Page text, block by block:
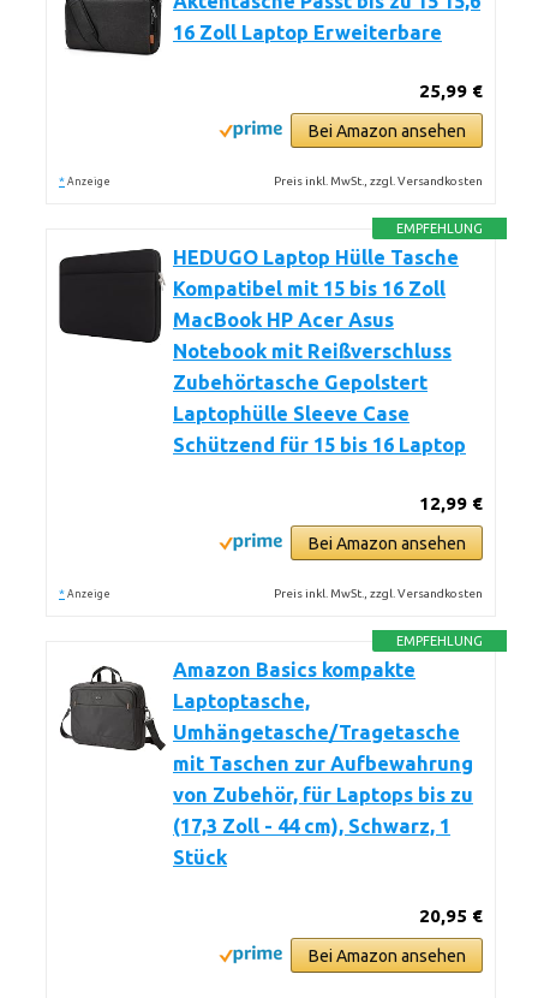
16 Zoll Laptop Erweiterbare
25,99 €
Bei Amazon ansehen
* Anzeige Preis inkl. MwSt., zzgl. Versandkosten
EMPFEHLUNG
HEDUGO Laptop Hülle Tasche
Kompatibel mit 15 bis 16 Zoll
MacBook HP Acer Asus
Notebook mit Reißverschluss
Zubehörtasche Gepolstert
Laptophülle Sleeve Case
Schützend für 15 bis 16 Laptop
12,99 €
Bei Amazon ansehen
* Anzeige Preis inkl. MwSt., zzgl. Versandkosten
EMPFEHLUNG
Amazon Basics kompakte
Laptoptasche,
Umhängetasche/Tragetasche
mit Taschen zur Aufbewahrung
von Zubehör, für Laptops bis zu
(17,3 Zoll - 44 cm), Schwarz, 1
Stück
20,95 €
Bei Amazon ansehen